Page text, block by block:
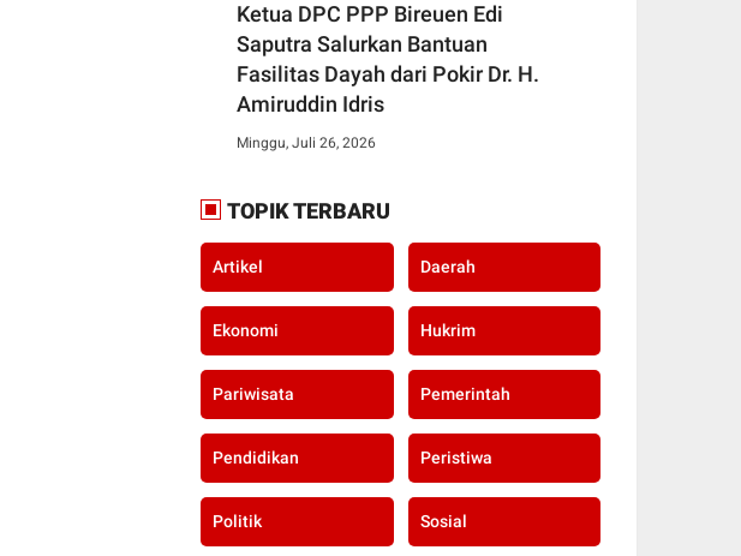
Ketua DPC PPP Bireuen Edi
Saputra Salurkan Bantuan
Fasilitas Dayah dari Pokir Dr. H.
Amiruddin Idris
Minggu, Juli 26, 2026
TOPIK TERBARU
Artikel Daerah
Ekonomi Hukrim
Pariwisata Pemerintah
Pendidikan Peristiwa
Politik Sosial